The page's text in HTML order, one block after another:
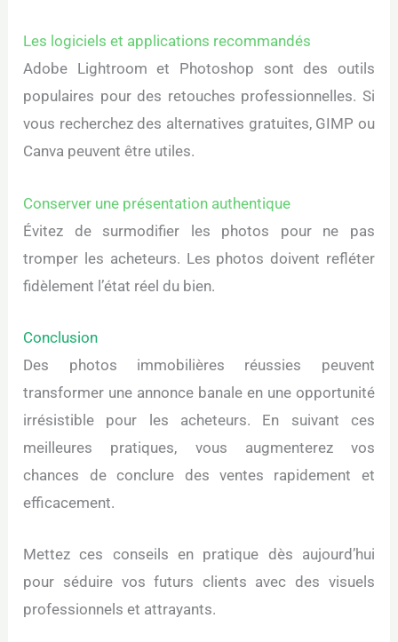
Les logiciels et applications recommandés
Adobe Lightroom et Photoshop sont des outils
populaires pour des retouches professionnelles. Si
vous recherchez des alternatives gratuites, GIMP ou
Canva peuvent être utiles.
Conserver une présentation authentique
Évitez de surmodifier les photos pour ne pas
tromper les acheteurs. Les photos doivent refléter
fidèlement l’état réel du bien.
Conclusion
Des photos immobilières réussies peuvent
transformer une annonce banale en une opportunité
irrésistible pour les acheteurs. En suivant ces
meilleures pratiques, vous augmenterez vos
chances de conclure des ventes rapidement et
efficacement.
Mettez ces conseils en pratique dès aujourd’hui
pour séduire vos futurs clients avec des visuels
professionnels et attrayants.